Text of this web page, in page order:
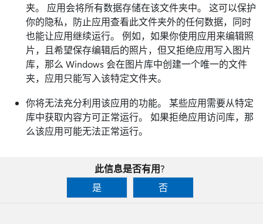
夹。 应用会将所有数据存储在该文件夹中。 这可以保护
你的隐私，防止应用查看此文件夹外的任何数据，同时
也能让应用继续运行。 例如，如果你使用应用来编辑照
片，且希望保存编辑后的照片，但又拒绝应用写入图片
库，那么 Windows 会在图片库中创建一个唯一的文件
夹，应用只能写入该特定文件夹。
你将无法充分利用该应用的功能。 某些应用需要从特定
库中获取内容方可正常运行。 如果拒绝应用访问库，那
么该应用可能无法正常运行。
此信息是否有用?
是
否